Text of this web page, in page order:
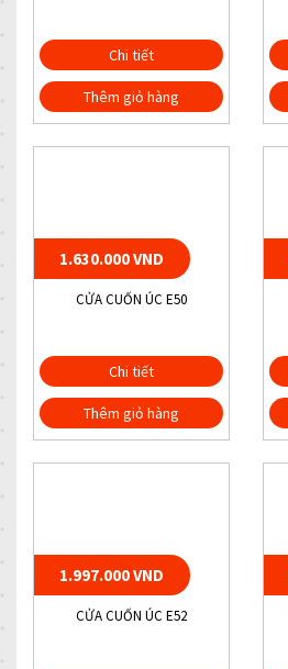
Chi tiết
Thêm giỏ hàng
1.630.000 VND
CỬA CUỐN ÚC E50
Chi tiết
Thêm giỏ hàng
1.997.000 VND
CỬA CUỐN ÚC E52